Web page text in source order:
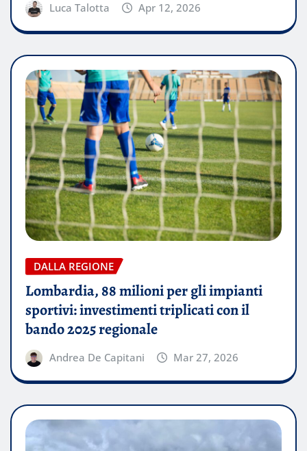
Luca Talotta Apr 12, 2026
DALLA REGIONE
Lombardia, 88 milioni per gli impianti
sportivi: investimenti triplicati con il
bando 2025 regionale
Andrea De Capitani Mar 27, 2026